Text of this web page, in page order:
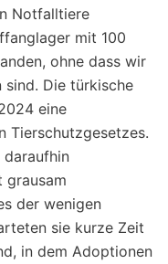
Notfalltiere
mit 100
ohne dass wir
sind. Die türkische
eine
Tierschutzgesetzes.
daraufhin
grausam
der wenigen
sie kurze Zeit
in dem Adoptionen